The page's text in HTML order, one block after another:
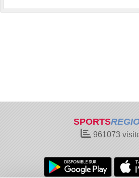
SPORTS
961073